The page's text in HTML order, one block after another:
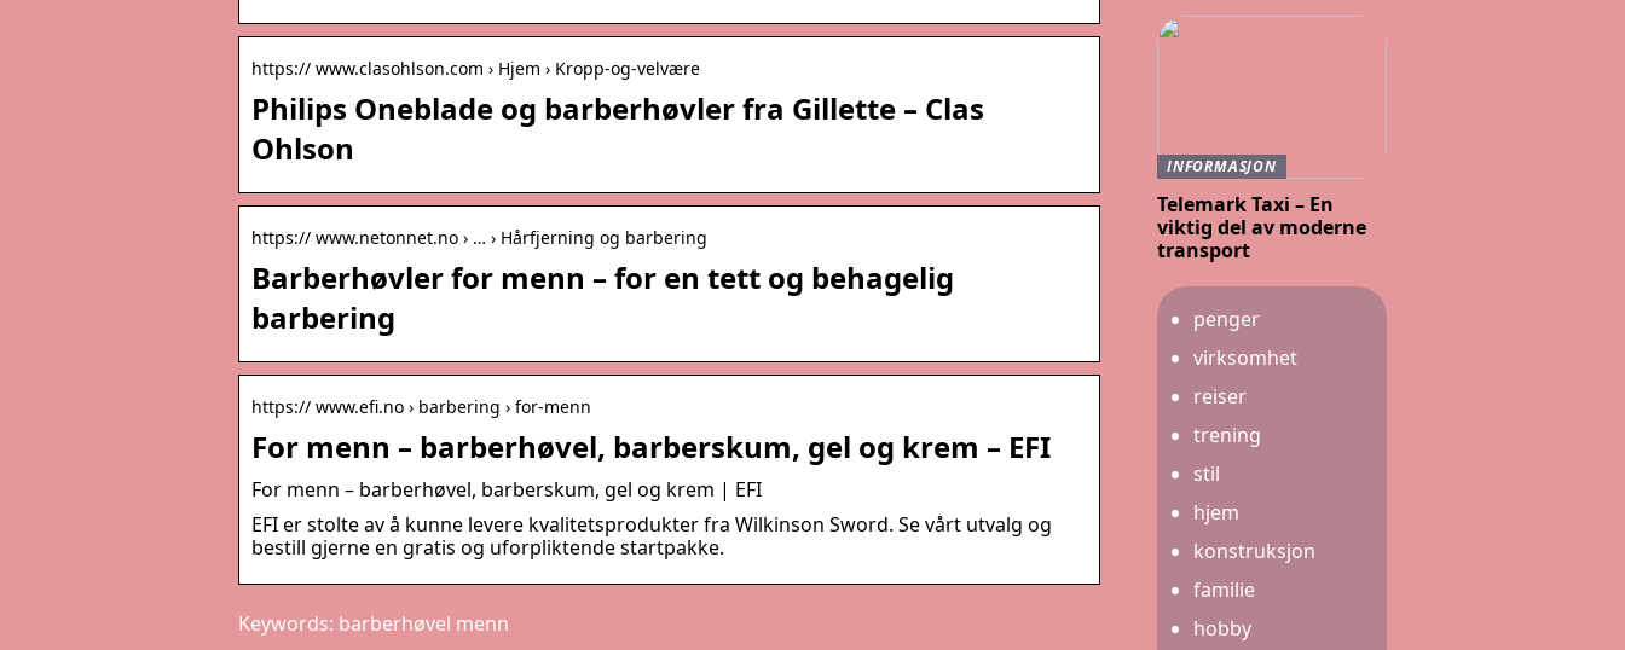
https:// www.clasohlson.com › Hjem › Kropp-og-velvære
Philips Oneblade og barberhøvler fra Gillette – Clas
Ohlson
https:// www.netonnet.no › … › Hårfjerning og barbering
Barberhøvler for menn – for en tett og behagelig
barbering
https:// www.efi.no › barbering › for-menn
For menn – barberhøvel, barberskum, gel og krem – EFI
For menn – barberhøvel, barberskum, gel og krem | EFI
EFI er stolte av å kunne levere kvalitetsprodukter fra Wilkinson Sword. Se vårt utvalg og
bestill gjerne en gratis og uforpliktende startpakke.
Keywords: barberhøvel menn
INFORMASJON
Telemark Taxi – En
viktig del av moderne
transport
penger
virksomhet
reiser
trening
stil
hjem
konstruksjon
familie
hobby